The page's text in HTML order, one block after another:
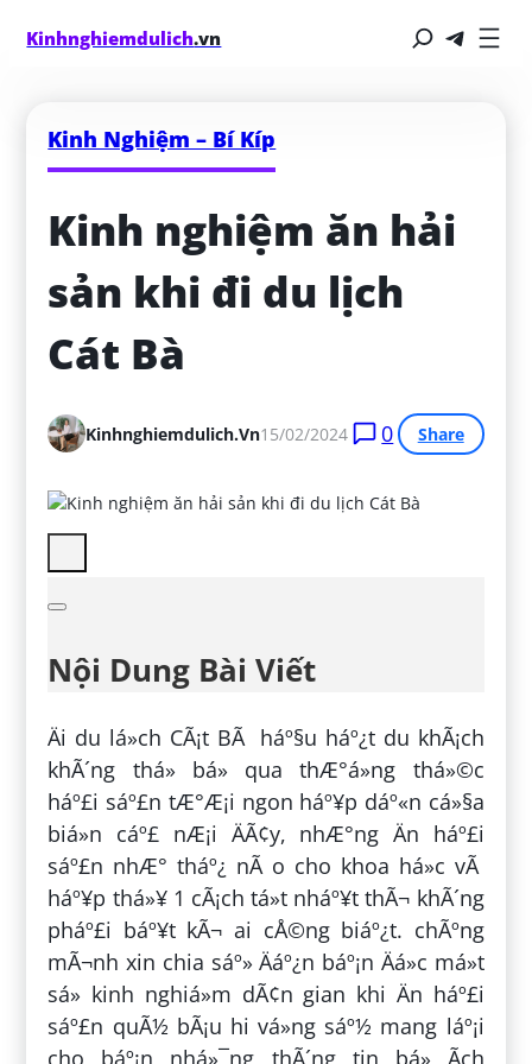
Kinhnghiemdulich.vn
Kinh Nghiệm – Bí Kíp
Kinh nghiệm ăn hải
sản khi đi du lịch
Cát Bà
Kinhnghiemdulich.vn15/02/2024 0 Share
Nội Dung Bài Viết
Äi du lá»ch CÃ¡t BÃ háº§u háº¿t du khÃ¡ch
khÃ´ng thá» bá» qua thÆ°á»ng thá»©c
háº£i sáº£n tÆ°Æ¡i ngon háº¥p dáº«n cá»§a
biá»n cáº£ nÆ¡i ÄÃ¢y, nhÆ°ng Än háº£i
sáº£n nhÆ° tháº¿ nÃ o cho khoa há»c vÃ
háº¥p thá»¥ 1 cÃ¡ch tá»t nháº¥t thÃ¬ khÃ´ng
pháº£i báº¥t kÃ¬ ai cÅ©ng biáº¿t. chÃºng
mÃ¬nh xin chia sáº» Äáº¿n báº¡n Äá»c má»t
sá» kinh nghiá»m dÃ¢n gian khi Än háº£i
sáº£n quÃ½ bÃ¡u hi vá»ng sáº½ mang láº¡i